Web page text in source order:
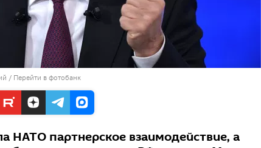
/ Перейти в фотобанк
НАТО партнерское взаимодействие, а